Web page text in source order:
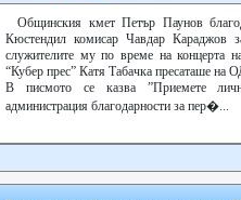
Общинския кмет Петър Паунов
Кюстендил комисар Чавдар Караджов
служителите му по време на концерта
“Кубер прес” Катя Табачка пресаташе на
В писмото се казва ”Приемете
администрация благодарности за пер�...